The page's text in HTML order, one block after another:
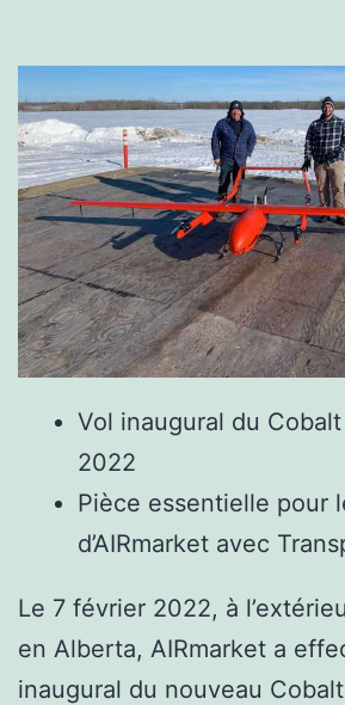
Vol inaugural du Cobalt
2022
Pièce essentielle pour
d’AIRmarket avec
Le 7 février 2022, à
en Alberta, AIRmarket a
inaugural du nouveau Cobalt